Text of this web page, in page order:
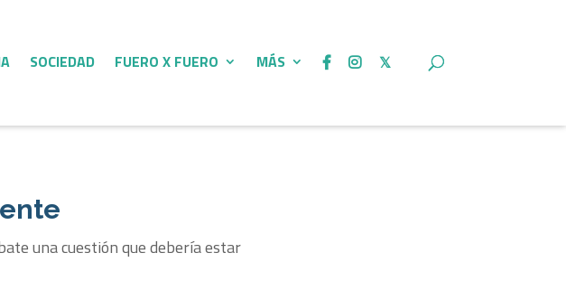
SOCIEDAD FUERO X FUERO MÁS
una cuestión que debería estar